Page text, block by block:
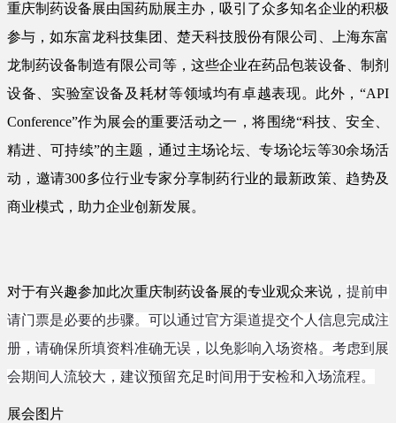
重庆制药设备展由国药励展主办，吸引了众多知名企业的积极
参与，如东富龙科技集团、楚天科技股份有限公司、上海东富
龙制药设备制造有限公司等，这些企业在药品包装设备、制剂
设备、实验室设备及耗材等领域均有卓越表现。此外，“API
Conference”作为展会的重要活动之一，将围绕“科技、安全、
精进、可持续”的主题，通过主场论坛、专场论坛等30余场活
动，邀请300多位行业专家分享制药行业的最新政策、趋势及
商业模式，助力企业创新发展。
对于有兴趣参加此次重庆制药设备展的专业观众来说， 提前申
请门票是必要的步骤。可以通过官方渠道提交个人信息完成注
册，请确保所填资料准确无误，以免影响入场资格。考虑到展
会期间人流较大，建议预留充足时间用于安检和入场流程。
展会图片